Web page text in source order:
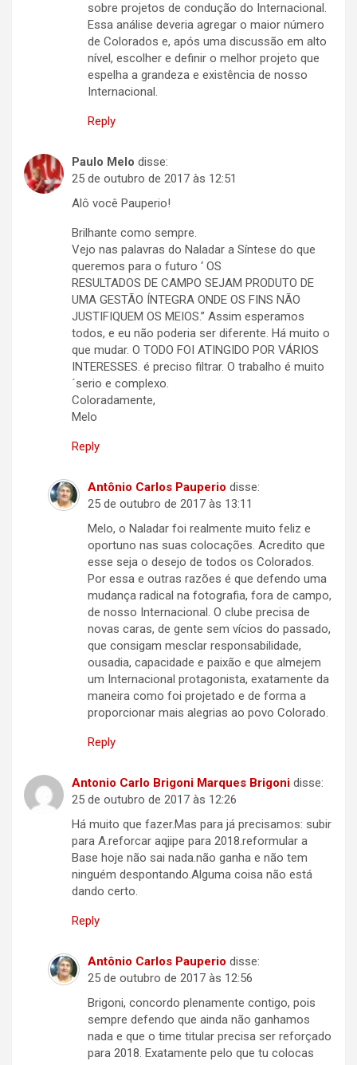
sobre projetos de condução do Internacional.
Essa análise deveria agregar o maior número
de Colorados e, após uma discussão em alto
nível, escolher e definir o melhor projeto que
espelha a grandeza e existência de nosso
Internacional.
Reply
Paulo Melo disse:
25 de outubro de 2017 às 12:51
Alô você Pauperio!
Brilhante como sempre.
Vejo nas palavras do Naladar a Síntese do que
queremos para o futuro ‘ OS
RESULTADOS DE CAMPO SEJAM PRODUTO DE
UMA GESTÃO ÍNTEGRA ONDE OS FINS NÃO
JUSTIFIQUEM OS MEIOS.” Assim esperamos
todos, e eu não poderia ser diferente. Há muito o
que mudar. O TODO FOI ATINGIDO POR VÁRIOS
INTERESSES. é preciso filtrar. O trabalho é muito
´serio e complexo.
Coloradamente,
Melo
Reply
Antônio Carlos Pauperio disse:
25 de outubro de 2017 às 13:11
Melo, o Naladar foi realmente muito feliz e
oportuno nas suas colocações. Acredito que
esse seja o desejo de todos os Colorados.
Por essa e outras razões é que defendo uma
mudança radical na fotografia, fora de campo,
de nosso Internacional. O clube precisa de
novas caras, de gente sem vícios do passado,
que consigam mesclar responsabilidade,
ousadia, capacidade e paixão e que almejem
um Internacional protagonista, exatamente da
maneira como foi projetado e de forma a
proporcionar mais alegrias ao povo Colorado.
Reply
Antonio Carlo Brigoni Marques Brigoni disse:
25 de outubro de 2017 às 12:26
Há muito que fazer.Mas para já precisamos: subir
para A.reforcar aqjipe para 2018.reformular a
Base hoje não sai nada.não ganha e não tem
ninguém despontando.Alguma coisa não está
dando certo.
Reply
Antônio Carlos Pauperio disse:
25 de outubro de 2017 às 12:56
Brigoni, concordo plenamente contigo, pois
sempre defendo que ainda não ganhamos
nada e que o time titular precisa ser reforçado
para 2018. Exatamente pelo que tu colocas